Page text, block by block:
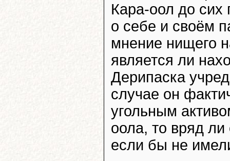
Кара-оол до сих
о себе и своём
мнение нищего
является ли
Дерипаска
случае он
угольным
оола, то вряд ли
если бы не